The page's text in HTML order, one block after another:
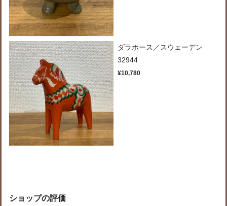
ダラホース／スウェーデン
32944
¥10,780
ショップの評価